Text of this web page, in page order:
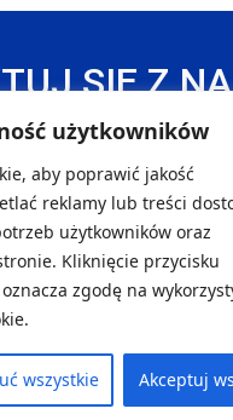
użytkowników
aby poprawić jakość
reklamy lub treści
użytkowników oraz
Kliknięcie przycisku
zgodę na
wszystkie Akceptuj
SIĘ Z
Sp. z o. o.
Tarnów